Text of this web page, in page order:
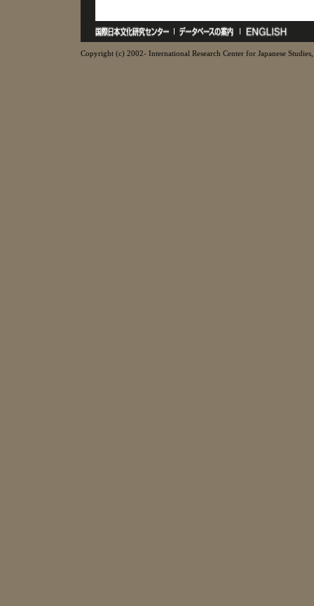
Copyright (c) 2002- International Research Center for Japanese